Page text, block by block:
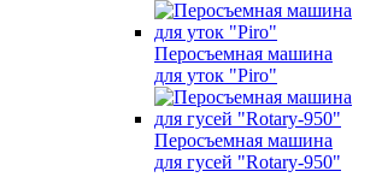
Перосъемная машина
для уток "Piro"
Перосъемная машина
для гусей "Rotary-950"